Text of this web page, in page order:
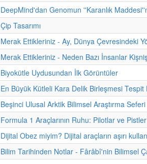
DeepMind'dan Genomun ''Karanlık
Çip Tasarımı
Merak Ettikleriniz - Ay, Dünya Çevresindeki
Merak Ettikleriniz - Neden Bazı İnsanlar
Biyokütle Uydusundan İlk Görüntüler
En Büyük Kütleli Kara Delik Birleşmesi Tespit
Beşinci Ulusal Arktik Bilimsel Araştırma
Formula 1 Araçlarının Ruhu: Pilotlar ve Pistler
Dijital Obez miyim? Dijital araçların aşırı
Bilim Tarihinden Notlar - Fârâbî'nin Bilimsel